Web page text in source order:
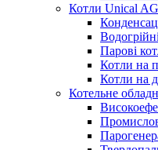
Котли Unical
Парові
Котли на
Котли на
Котельне